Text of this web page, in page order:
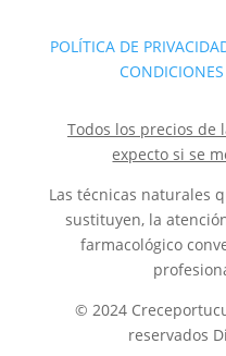
POLÍTICA DE
Todos los precios de
expecto si se
Las técnicas naturales
sustituyen, la
farmacológico
© 2024
reservados